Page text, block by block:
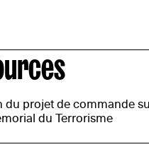
du projet de commande
du Terrorisme